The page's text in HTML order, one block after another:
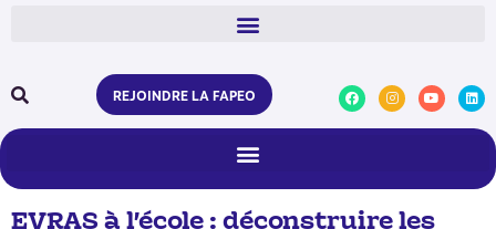
REJOINDRE LA FAPEO
EVRAS à l’école : déconstruire les